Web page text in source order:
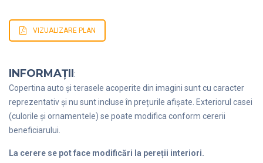
VIZUALIZARE PLAN
INFORMAȚII:
Copertina auto și terasele acoperite din imagini sunt cu caracter
reprezentativ și nu sunt incluse în prețurile afișate. Exteriorul casei
(culorile și ornamentele) se poate modifica conform cererii
beneficiarului.
La cerere se pot face modificări la pereții interiori.